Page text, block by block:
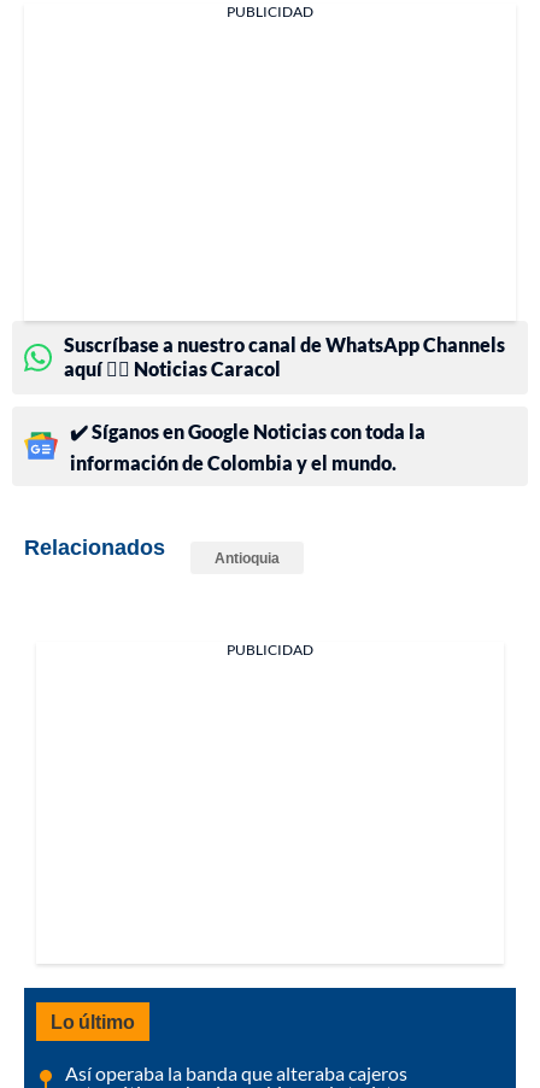
PUBLICIDAD
Suscríbase a nuestro canal de WhatsApp Channels
aquí 👉🏻 Noticias Caracol
✔️ Síganos en Google Noticias con toda la
información de Colombia y el mundo.
Relacionados Antioquia
PUBLICIDAD
Lo último
Así operaba la banda que alteraba cajeros